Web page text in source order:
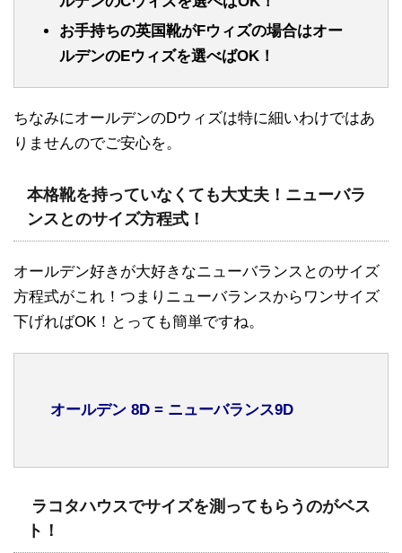
お手持ちの英国靴がFウィズの場合はオー
ルデンのEウィズを選べばOK！
ちなみにオールデンのDウィズは特に細いわけではあ
りませんのでご安心を。
本格靴を持っていなくても大丈夫！ニューバラ
ンスとのサイズ方程式！
オールデン好きが大好きなニューバランスとのサイズ
方程式がこれ！つまりニューバランスからワンサイズ
下げればOK！とっても簡単ですね。
オールデン 8D = ニューバランス9D
ラコタハウスでサイズを測ってもらうのがベス
ト！